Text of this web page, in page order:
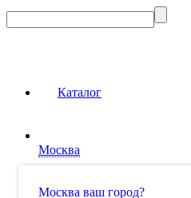
Каталог
Москва
Москва ваш город?